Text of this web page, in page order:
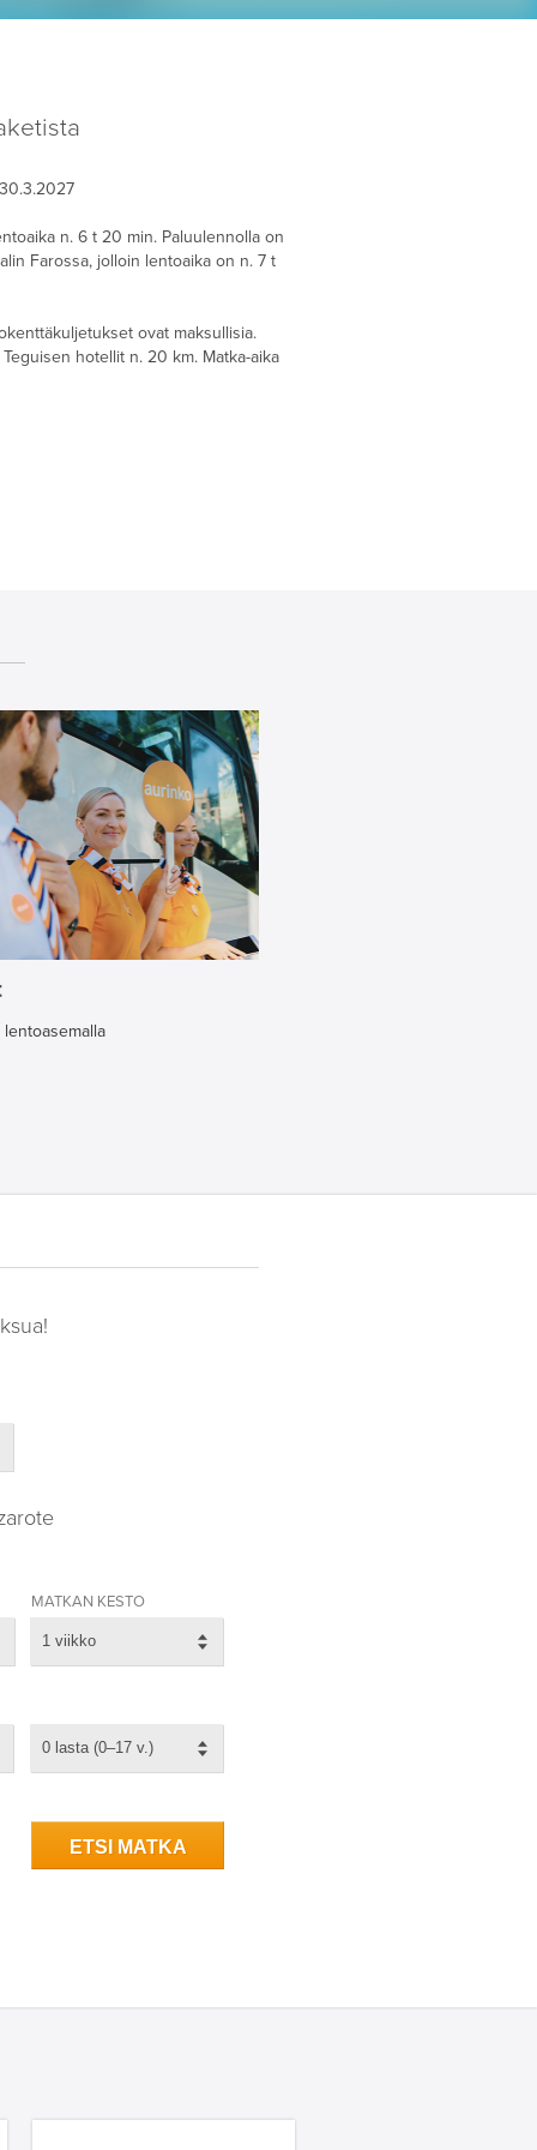
n. 6 t 20 min. Paluulennolla on
Farossa, jolloin lentoaika on n. 7 t
ovat maksullisia.
hotellit n. 20 km. Matka-aika
lentoasemalla
MATKAN KESTO
1 viikko
0 lasta (0–17 v.)
ETSI MATKA